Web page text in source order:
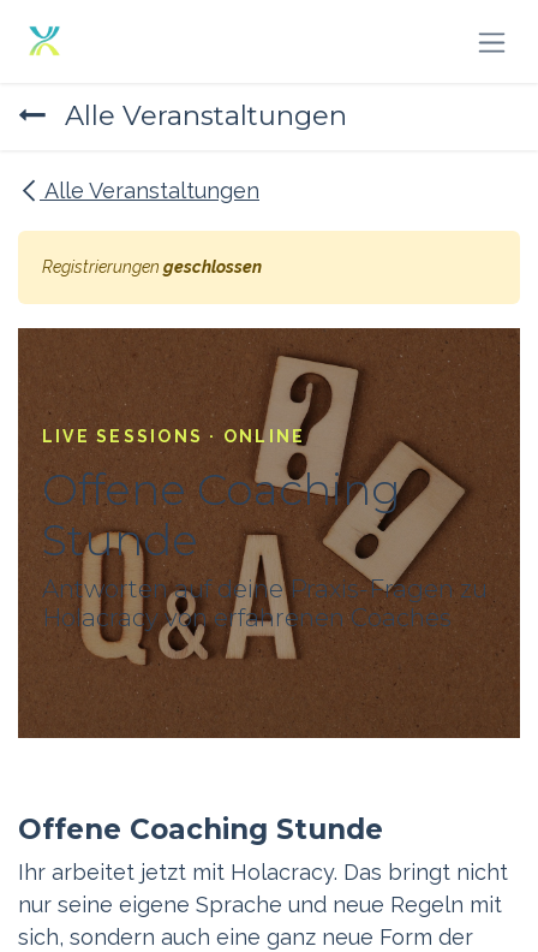
Alle Veranstaltungen
Alle Veranstaltungen
Registrierungen geschlossen
LIVE SESSIONS · ONLINE
Offene Coaching
Stunde
Antworten auf deine Praxis-Fragen zu
Holacracy von erfahrenen Coaches
Offene Coaching Stunde
Ihr arbeitet jetzt mit Holacracy. Das bringt nicht
nur seine eigene Sprache und neue Regeln mit
sich, sondern auch eine ganz neue Form der